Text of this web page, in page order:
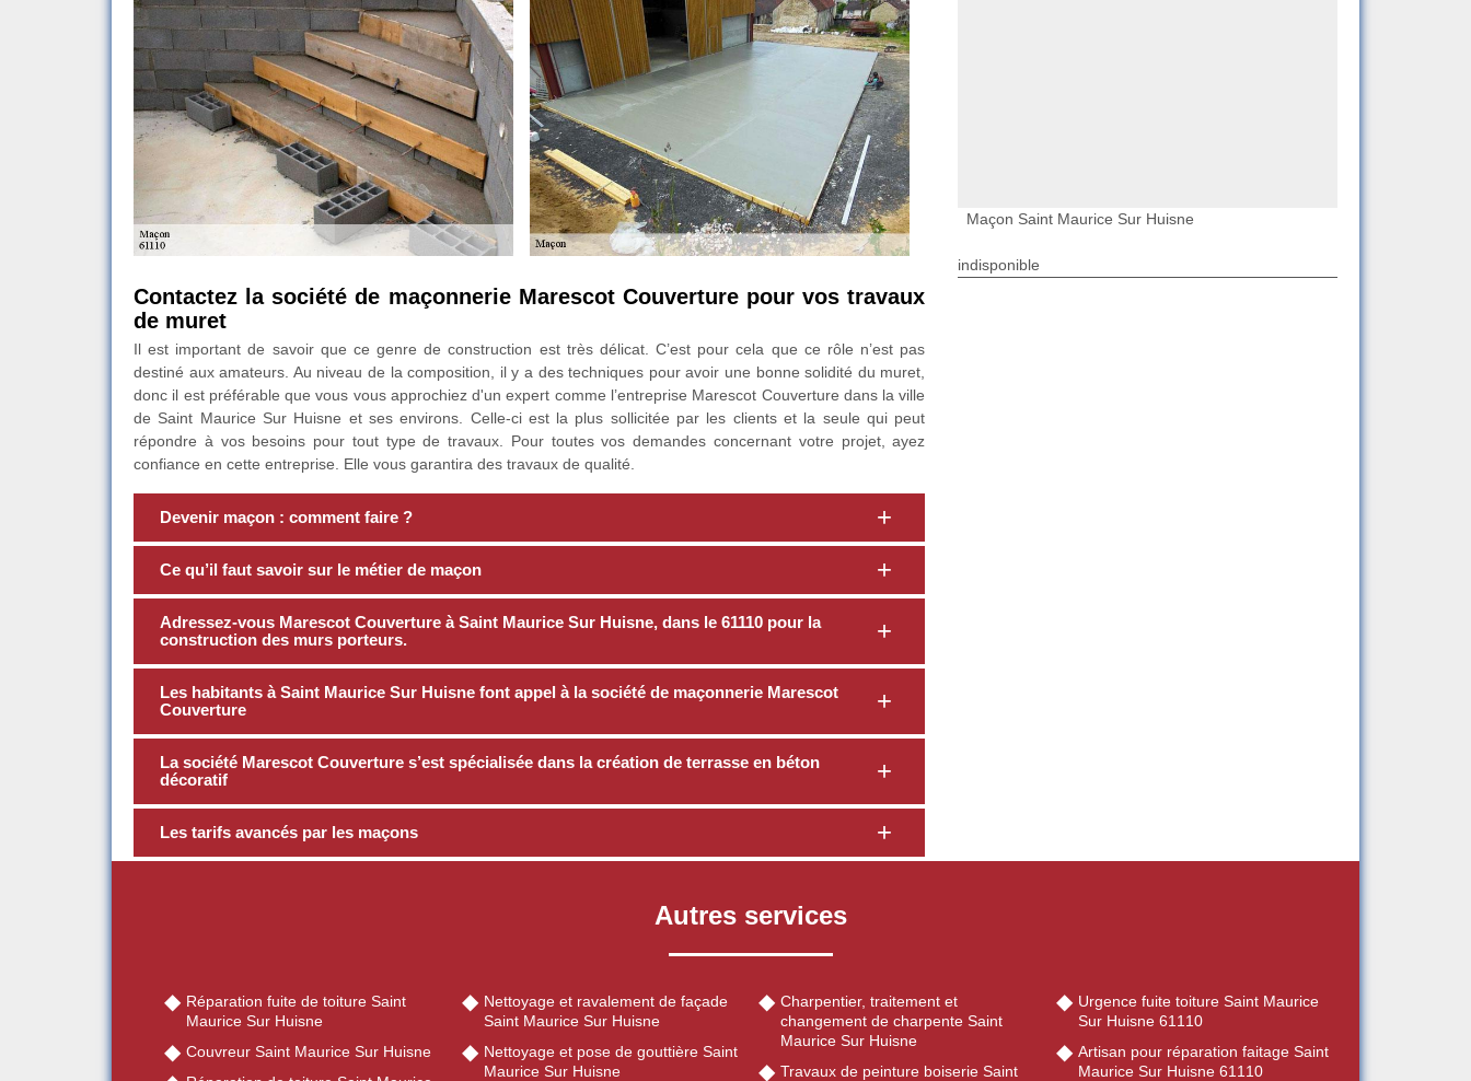
Contactez la société de maçonnerie Marescot Couverture pour vos travaux
de muret
Il est important de savoir que ce genre de construction est très délicat. C’est pour cela que ce rôle n’est pas
destiné aux amateurs. Au niveau de la composition, il y a des techniques pour avoir une bonne solidité du muret,
donc il est préférable que vous vous approchiez d'un expert comme l’entreprise Marescot Couverture dans la ville
de Saint Maurice Sur Huisne et ses environs. Celle-ci est la plus sollicitée par les clients et la seule qui peut
répondre à vos besoins pour tout type de travaux. Pour toutes vos demandes concernant votre projet, ayez
confiance en cette entreprise. Elle vous garantira des travaux de qualité.
Devenir maçon : comment faire ?
Ce qu’il faut savoir sur le métier de maçon
Adressez-vous Marescot Couverture à Saint Maurice Sur Huisne, dans le 61110 pour la
construction des murs porteurs.
Les habitants à Saint Maurice Sur Huisne font appel à la société de maçonnerie Marescot
Couverture
La société Marescot Couverture s’est spécialisée dans la création de terrasse en béton
décoratif
Les tarifs avancés par les maçons
Maçon Saint Maurice Sur Huisne
indisponible
Autres services
Réparation fuite de toiture Saint
Maurice Sur Huisne
Couvreur Saint Maurice Sur Huisne
Nettoyage et ravalement de façade
Saint Maurice Sur Huisne
Nettoyage et pose de gouttière Saint
Maurice Sur Huisne
Charpentier, traitement et
changement de charpente Saint
Maurice Sur Huisne
Travaux de peinture boiserie Saint
Urgence fuite toiture Saint Maurice
Sur Huisne 61110
Artisan pour réparation faitage Saint
Maurice Sur Huisne 61110